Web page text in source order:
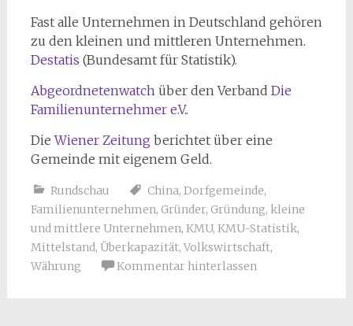
Fast alle Unternehmen in Deutschland gehören
zu den kleinen und mittleren Unternehmen.
Destatis (Bundesamt für Statistik).
Abgeordnetenwatchüber den Verband Die
Familienunternehmer e.V..
DieWiener Zeitung berichtet über eine
Gemeinde mit eigenem Geld.
Rundschau China, Dorfgemeinde,
Familienunternehmen, Gründer, Gründung, kleine
und mittlere Unternehmen, KMU, KMU-Statistik,
Mittelstand, Überkapazität, Volkswirtschaft,
Währung
Kommentar hinterlassen